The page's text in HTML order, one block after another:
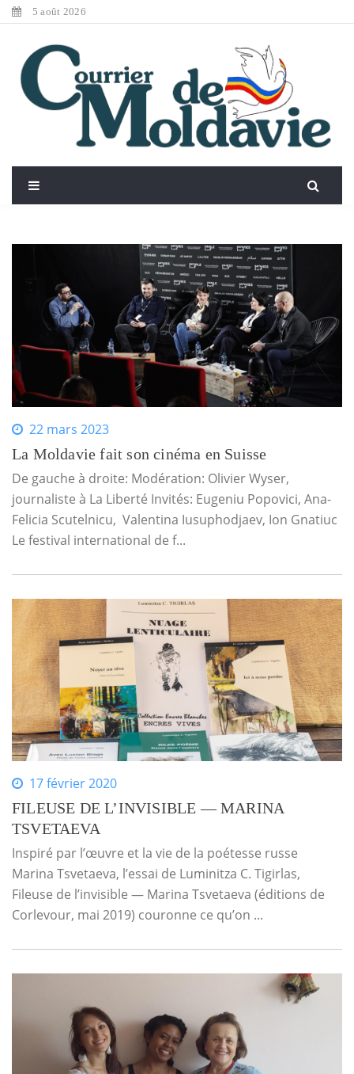
5 août 2026
22 mars 2023
La Moldavie fait son cinéma en Suisse
De gauche à droite: Modération: Olivier Wyser,
journaliste à La Liberté Invités: Eugeniu Popovici, Ana-
Felicia Scutelnicu, Valentina Iusuphodjaev, Ion Gnatiuc
Le festival international de f...
17 février 2020
FILEUSE DE L’INVISIBLE — MARINA
TSVETAEVA
Inspiré par l’œuvre et la vie de la poétesse russe
Marina Tsvetaeva, l’essai de Luminitza C. Tigirlas,
Fileuse de l’invisible — Marina Tsvetaeva (éditions de
Corlevour, mai 2019) couronne ce qu’on ...